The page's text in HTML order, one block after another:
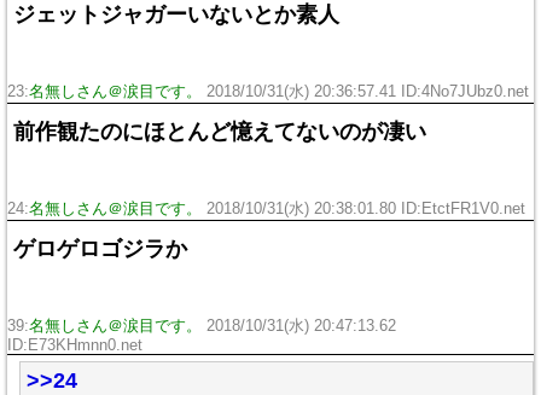
ジェットジャガーいないとか素人
23:名無しさん＠涙目です。 2018/10/31(水) 20:36:57.41 ID:4No7JUbz0.net
前作観たのにほとんど憶えてないのが凄い
24:名無しさん＠涙目です。 2018/10/31(水) 20:38:01.80 ID:EtctFR1V0.net
ゲロゲロゴジラか
39:名無しさん＠涙目です。
2018/10/31(水) 20:47:13.62
ID:E73KHmnn0.net
>>24